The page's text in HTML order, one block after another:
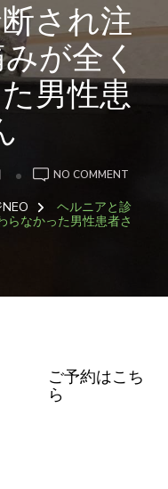
され注
が全く
男性患
NO COMMENT
ニ
ア
射
み
が
ヘルニアと診
らなかった男性患者さ
ご予約はこち
ら